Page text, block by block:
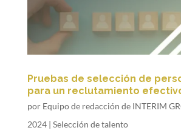
Pruebas de selección de
para un reclutamiento
por Equipo de redacción de INTERIM
2024| Selección de talento